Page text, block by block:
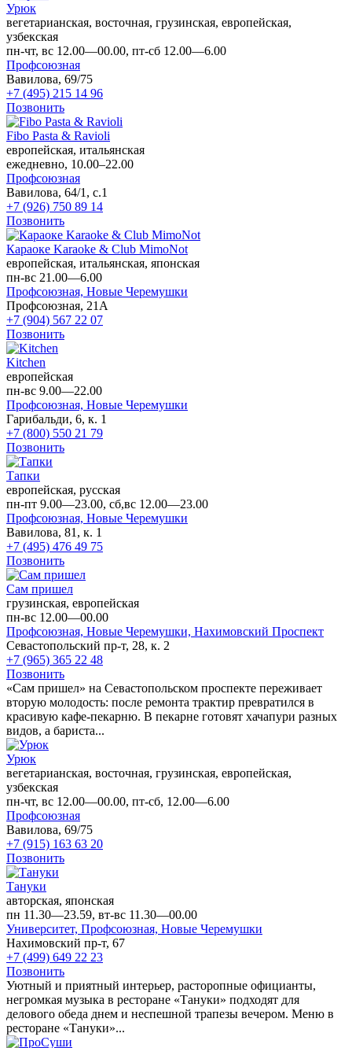
Урюк
вегетарианская, восточная, грузинская, европейская,
узбекская
пн-чт, вс 12.00—00.00, пт-сб 12.00—6.00
Профсоюзная
Вавилова, 69/75
+7 (495) 215 14 96
Позвонить
Fibo Pasta & Ravioli
европейская, итальянская
ежедневно, 10.00–22.00
Профсоюзная
Вавилова, 64/1, с.1
+7 (926) 750 89 14
Позвонить
Караоке Karaoke & Club MimoNot
европейская, итальянская, японская
пн-вс 21.00—6.00
Профсоюзная, Новые Черемушки
Профсоюзная, 21А
+7 (904) 567 22 07
Позвонить
Kitchen
европейская
пн-вс 9.00—22.00
Профсоюзная, Новые Черемушки
Гарибальди, 6, к. 1
+7 (800) 550 21 79
Позвонить
Тапки
европейская, русская
пн-пт 9.00—23.00, сб,вс 12.00—23.00
Профсоюзная, Новые Черемушки
Вавилова, 81, к. 1
+7 (495) 476 49 75
Позвонить
Cам пришел
грузинская, европейская
пн-вс 12.00—00.00
Профсоюзная, Новые Черемушки, Нахимовский Проспект
Севастопольский пр-т, 28, к. 2
+7 (965) 365 22 48
Позвонить
«Сам пришел» на Севастопольском проспекте переживает
вторую молодость: после ремонта трактир превратился в
красивую кафе-пекарню. В пекарне готовят хачапури разных
видов, а бариста...
Урюк
вегетарианская, восточная, грузинская, европейская,
узбекская
пн-чт, вс 12.00—00.00, пт-сб, 12.00—6.00
Профсоюзная
Вавилова, 69/75
+7 (915) 163 63 20
Позвонить
Тануки
авторская, японская
пн 11.30—23.59, вт-вс 11.30—00.00
Университет, Профсоюзная, Новые Черемушки
Нахимовский пр-т, 67
+7 (499) 649 22 23
Позвонить
Уютный и приятный интерьер, расторопные официанты,
негромкая музыка в ресторане «Тануки» подходят для
делового обеда днем и неспешной трапезы вечером. Меню в
ресторане «Тануки»...